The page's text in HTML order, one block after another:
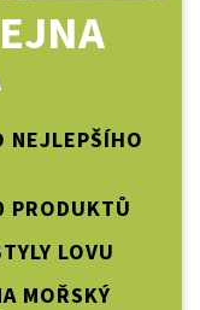
NEJLEPŠÍHO
PRODUKTŮ
LOVU
MOŘSKÝ